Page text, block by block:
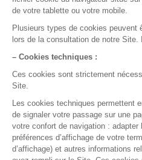
Contactez le service
Nous contacter
», en
et vos disponibilités, ou
directement par téléphone.